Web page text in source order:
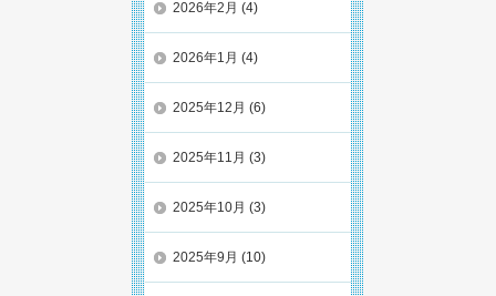
2026年2月 (4)
2026年1月 (4)
2025年12月 (6)
2025年11月 (3)
2025年10月 (3)
2025年9月 (10)